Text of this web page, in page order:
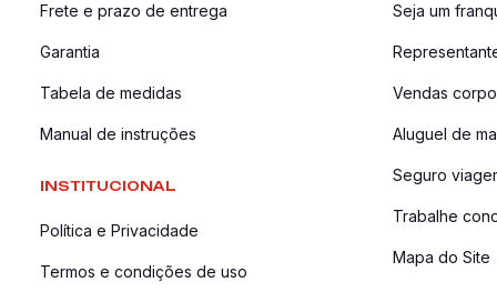
Frete e prazo de entrega
Garantia
Tabela de medidas
Manual de instruções
INSTITUCIONAL
Política e Privacidade
Termos e condições de uso
Seja um
Vendas
Aluguel de
Seguro
Trabalhe
Mapa do Site